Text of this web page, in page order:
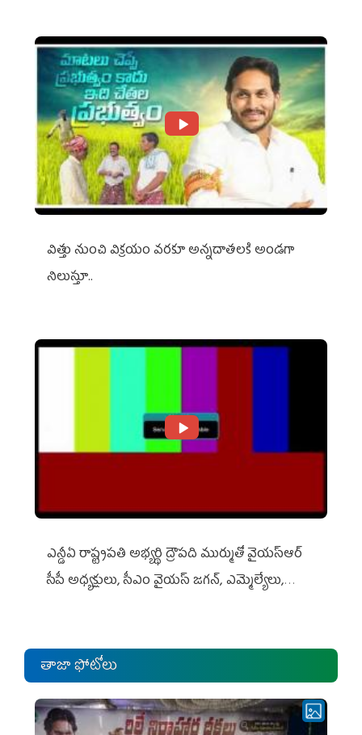
విత్తు నుంచి విక్రయం వరకూ అన్నదాతలకి అండగా
నిలుస్తూ..
ఎన్డీఏ రాష్ట్ర‌ప‌తి అభ్య‌ర్థి ద్రౌప‌ది ముర్ముతో వైయ‌స్ఆర్
సీపీ అధ్య‌క్షులు, సీఎం వైయ‌స్ జ‌గ‌న్, ఎమ్మెల్యేలు,
తాజా ఫోటోలు